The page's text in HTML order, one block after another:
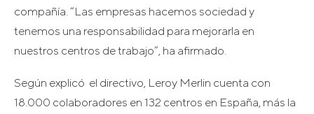
compañía. “Las empresas hacemos sociedad y
tenemos una responsabilidad para mejorarla en
nuestros centros de trabajo”, ha afirmado.
Según explicó el directivo, Leroy Merlin cuenta con
18.000 colaboradores en 132 centros en España, más la